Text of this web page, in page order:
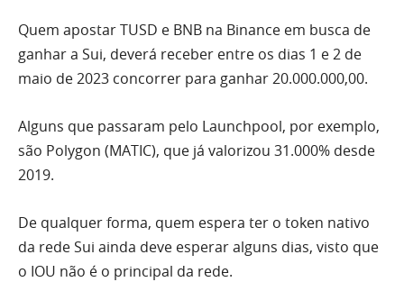
Quem apostar TUSD e BNB na Binance em busca de
ganhar a Sui, deverá receber entre os dias 1 e 2 de
maio de 2023 concorrer para ganhar 20.000.000,00.
Alguns que passaram pelo Launchpool, por exemplo,
são Polygon (MATIC), que já valorizou 31.000% desde
2019.
De qualquer forma, quem espera ter o token nativo
da rede Sui ainda deve esperar alguns dias, visto que
o IOU não é o principal da rede.